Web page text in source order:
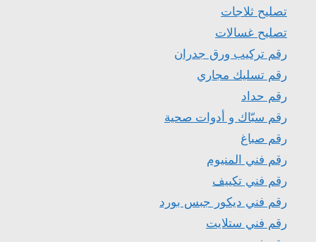
تصليح ثلاجات
تصليح غسالات
رقم تركيب ورق جدران
رقم تسليك مجاري
رقم حداد
رقم سبّاك و أدوات صحية
رقم صباغ
رقم فني المنيوم
رقم فني تكييف
رقم فني ديكور جبس بورد
رقم فني ستلايت